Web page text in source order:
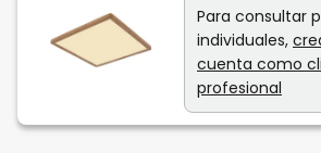
Para consultar
individuales,
cuenta como
profesional